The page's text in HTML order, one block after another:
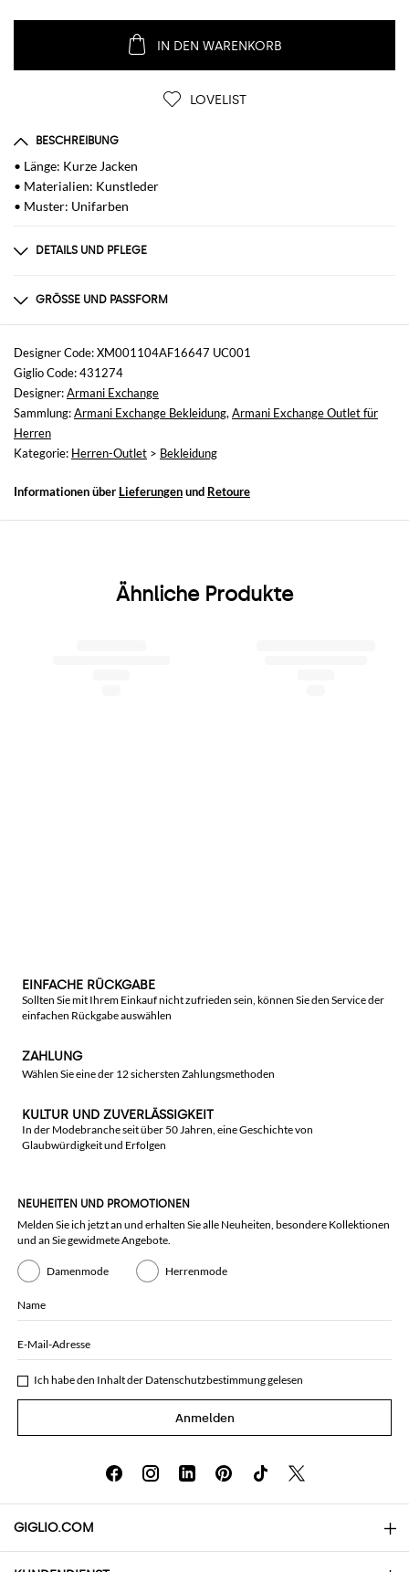
IN DEN WARENKORB
LOVELIST
BESCHREIBUNG
• Länge: Kurze Jacken
• Materialien: Kunstleder
• Muster: Unifarben
DETAILS UND PFLEGE
100% POLYESTER
GRÖSSE UND PASSFORM
Größen
nicht verfügbar
Designer Code: XM001104AF16647 UC001
Giglio Code: 431274
Designer:Armani Exchange
Sammlung:Armani Exchange Bekleidung, Armani Exchange Outlet für
Herren
Kategorie: Herren-Outlet > Bekleidung
Informationen über Lieferungenund Retoure
Ähnliche Produkte
EINFACHE RÜCKGABE
Sollten Sie mit Ihrem Einkauf nicht zufrieden sein, können Sie den Service der
einfachen Rückgabe auswählen
ZAHLUNG
Wählen Sie eine der 12 sichersten Zahlungsmethoden
KULTUR UND ZUVERLÄSSIGKEIT
In der Modebranche seit über 50 Jahren, eine Geschichte von
Glaubwürdigkeit und Erfolgen
NEUHEITEN UND PROMOTIONEN
Melden Sie ich jetzt an und erhalten Sie alle Neuheiten, besondere Kollektionen
und an Sie gewidmete Angebote.
Damenmode Herrenmode
Name
E-Mail-Adresse
Ich habe den Inhalt der Datenschutzbestimmunggelesen
Anmelden
GIGLIO.COM